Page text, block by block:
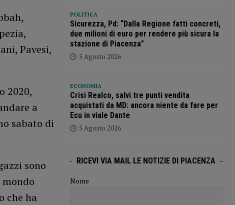
Pavesi,
2020,
a
sabato di
sono
che ha
POLITICA
Sicurezza, Pd: “Dalla Regione fatti concreti,
due milioni di euro per rendere più sicura la
stazione di Piacenza”
5 Agosto 2026
ECONOMIA
Crisi Realco, salvi tre punti vendita
acquistati da MD: ancora niente da fare per
Ecu in viale Dante
5 Agosto 2026
RICEVI VIA MAIL LE NOTIZIE DI PIACENZA
Nome